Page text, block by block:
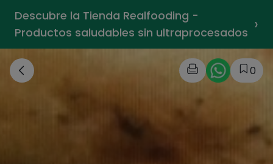
Descubre la Tienda Realfooding -
Productos saludables sin ultraprocesados ›
0